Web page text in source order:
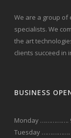
We are a group
specialists. We
the art
clients succeed in
BUSINESS
Monday …………….
Tuesday …………….